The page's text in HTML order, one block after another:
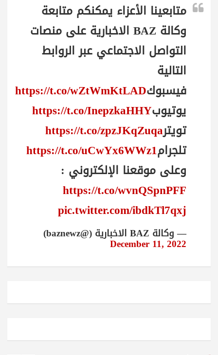
متابعينا الأعزاء يمكنكم متابعة
وكالة BAZ الاخبارية على منصات
التواصل الاجتماعي عبر الروابط
التالية
فيسبوكhttps://t.co/wZtWmKtLAD
يوتيوبhttps://t.co/InepzkaHHY
تويترhttps://t.co/zpzJKqZuqa
تلجرامhttps://t.co/uCwYx6WWz1
وعلى موقعنا الإلكتروني :
https://t.co/wvnQSpnPFF
pic.twitter.com/ibdkTl7qxj
— وكالة BAZ الاخبارية (@baznewz)
December 11, 2022